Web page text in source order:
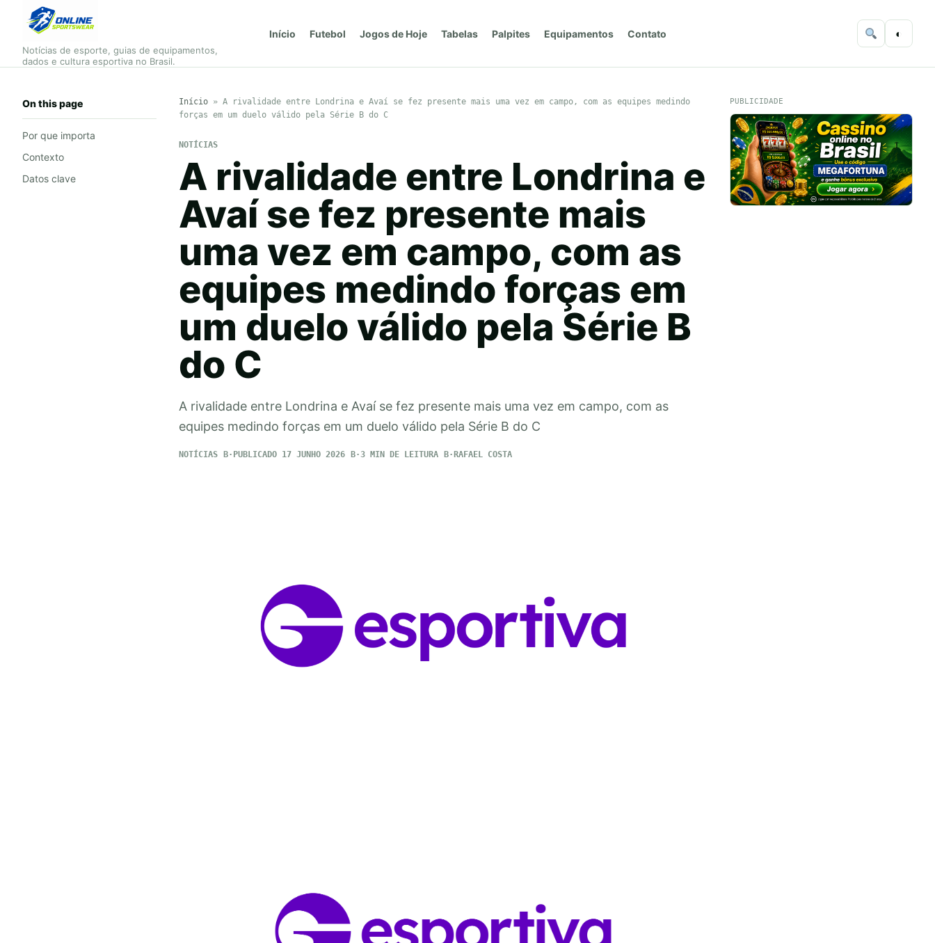
Notícias de esporte, guias de equipamentos,
dados e cultura esportiva no Brasil.
Início Futebol Jogos de Hoje Tabelas Palpites Equipamentos Contato ◐
On this page
Por que importa
Contexto
Datos clave
Início» A rivalidade entre Londrina e Avaí se fez presente mais uma vez em campo, com as equipes medindo
forças em um duelo válido pela Série B do C
NOTÍCIAS
A rivalidade entre Londrina e
Avaí se fez presente mais
uma vez em campo, com as
equipes medindo forças em
um duelo válido pela Série B
do C
A rivalidade entre Londrina e Avaí se fez presente mais uma vez em campo, com as
equipes medindo forças em um duelo válido pela Série B do C
NOTÍCIAS PUBLICADO 17 JUNHO 2026 3 MIN DE LEITURA RAFAEL COSTA
PUBLICIDADE